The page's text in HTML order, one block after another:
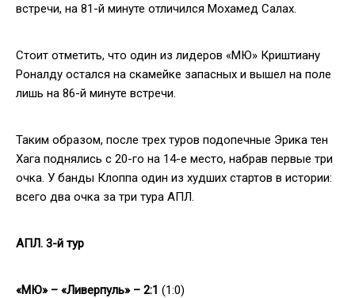
встречи, на 81-й минуте отличился Мохамед Салах.
Стоит отметить, что один из лидеров «МЮ» Криштиану
Роналду остался на скамейке запасных и вышел на поле
лишь на 86-й минуте встречи.
Таким образом, после трех туров подопечные Эрика тен
Хага поднялись с 20-го на 14-е место, набрав первые три
очка. У банды Клоппа один из худших стартов в истории:
всего два очка за три тура АПЛ.
АПЛ. 3-й тур
«МЮ» – «Ливерпуль» – 2:1 (1:0)